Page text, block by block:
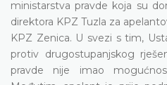
ministarstva pravde koja su
direktora KPZ Tuzla za
KPZ Zenica. U svezi s tim,
protiv drugostupanjskog
pravde nije imao